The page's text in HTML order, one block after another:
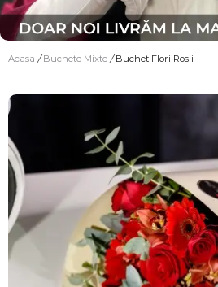
Acasa / Buchete Mixte / Buchet Flori Rosii